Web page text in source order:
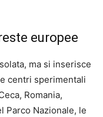
europee
ma si inserisce
centri sperimentali
Romania,
Parco Nazionale, le